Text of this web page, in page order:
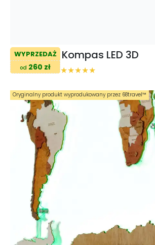
WYPRZEDAŻ
od 260 zł
Kompas LED 3D
Oryginalny produkt wyprodukowany przez 68travel™️